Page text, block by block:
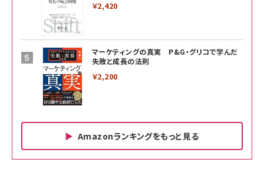
￥2,420
マーケティングの真実 P&G・グリコで学んだ
失敗と成長の法則
￥2,200
Amazonランキングをもっと見る